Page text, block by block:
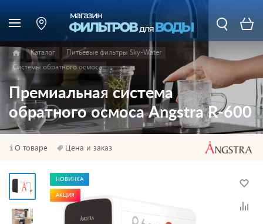
Каталог
Питьевые фильтры Sky-Water
Системы обратного осмоса
Премиальная система
обратного осмоса Angstra R-600
О товаре Цена и заказ
НОВИНКА
АКЦИЯ